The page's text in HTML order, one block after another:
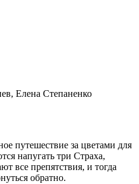
Елена Степаненко
путешествие за цветами для
напугать три Страха,
все препятствия, и тогда
обратно.